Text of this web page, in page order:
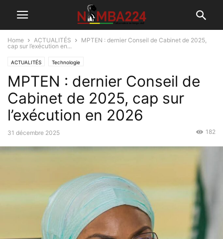
Home ACTUALITÉS
MPTEN : dernier Conseil de Cabinet de 2025,
cap sur l’exécution en...
ACTUALITÉS Technologie
MPTEN : dernier Conseil de
Cabinet de 2025, cap sur
l’exécution en 2026
31 décembre 2025 182